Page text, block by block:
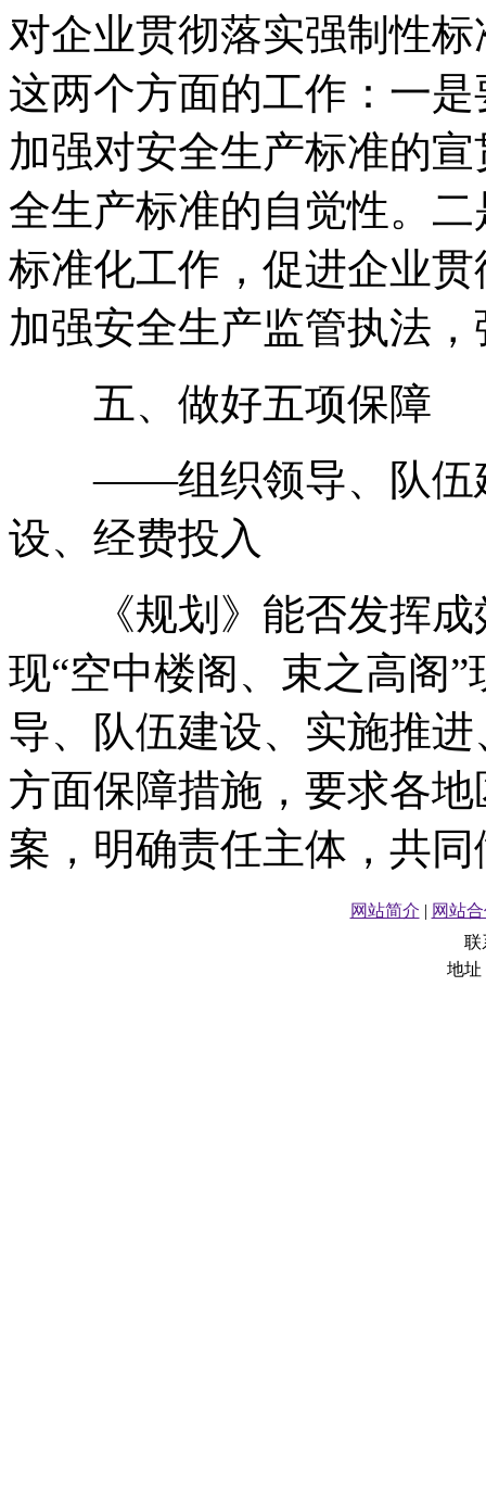
对企业贯彻落实强制性
这两个方面的工作：一
加强对安全生产标准的
全生产标准的自觉性。
标准化工作，促进企业
加强安全生产监管执法
五、做好五项保障
——组织领导、队伍建
设、经费投入
《规划》能否发挥成
现“空中楼阁、束之高阁
导、队伍建设、实施推
方面保障措施，要求各
案，明确责任主体，共
网站简介 | 网站
联
地址